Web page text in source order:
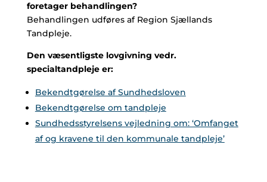
foretager behandlingen?
Behandlingen udføres af Region Sjællands
Tandpleje.
Den væsentligste lovgivning vedr.
specialtandpleje er:
Bekendtgørelse af Sundhedsloven
Bekendtgørelse om tandpleje
Sundhedsstyrelsens vejledning om: ‘Omfanget
af og kravene til den kommunale tandpleje’